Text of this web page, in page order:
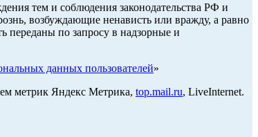
тем и соблюдения законодательства РФ и
возбуждающие ненависть или вражду, а равно
переданы по запросу в надзорные и
данных пользователей»
метрик Яндекс Метрика, top.mail.ru, LiveInternet.